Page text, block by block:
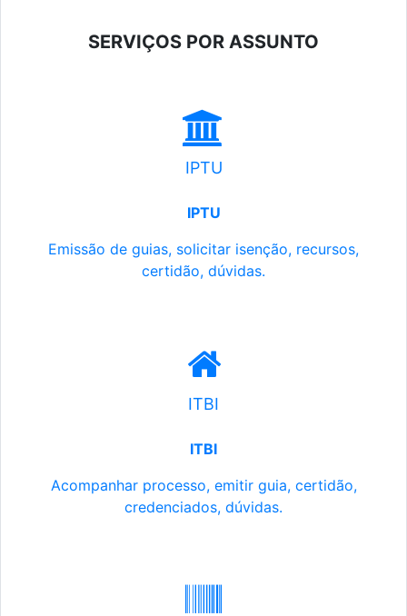
SERVIÇOS POR ASSUNTO
IPTU
IPTU
Emissão de guias, solicitar isenção, recursos,
certidão, dúvidas.
ITBI
ITBI
Acompanhar processo, emitir guia, certidão,
credenciados, dúvidas.